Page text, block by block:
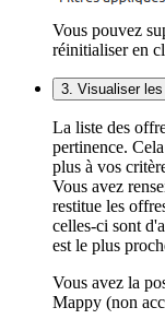
Vous pouvez
réinitialiser en
3. Visualiser
La liste des
pertinence.
plus à vos
Vous avez
restitue les
celles-ci sont
est le plus
Vous avez la
Mappy (non